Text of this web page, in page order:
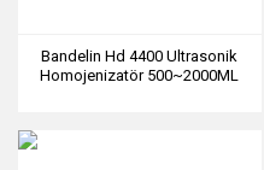
Bandelin Hd 4400 Ultrasonik
Homojenizatör 500~2000ML